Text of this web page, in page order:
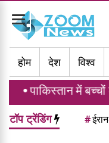
Toggle
navigation
होम
देश विश्व
में बच्चों के साथ
टॉप ट्रेंडिंग #